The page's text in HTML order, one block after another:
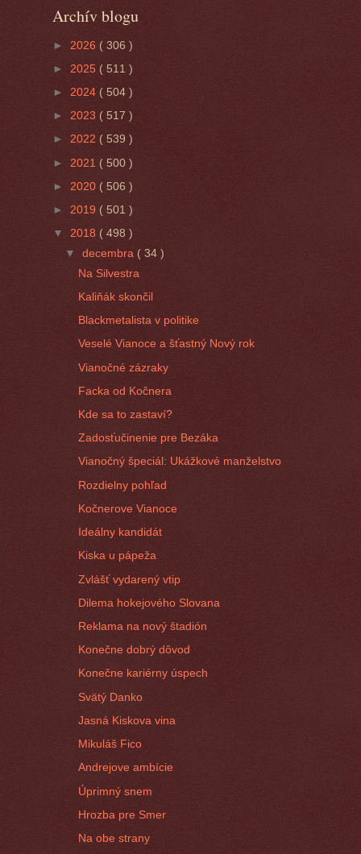
Archív blogu
► 2026 ( 306 )
► 2025 ( 511 )
► 2024 ( 504 )
► 2023 ( 517 )
► 2022 ( 539 )
► 2021 ( 500 )
► 2020 ( 506 )
► 2019 ( 501 )
▼ 2018 ( 498 )
▼decembra ( 34 )
Na Silvestra
Kaliňák skončil
Blackmetalista v politike
Veselé Vianoce a šťastný Nový rok
Vianočné zázraky
Facka od Kočnera
Kde sa to zastaví?
Zadosťučinenie pre Bezáka
Vianočný špeciál: Ukážkové manželstvo
Rozdielny pohľad
Kočnerove Vianoce
Ideálny kandidát
Kiska u pápeža
Zvlášť vydarený vtip
Dilema hokejového Slovana
Reklama na nový štadión
Konečne dobrý dôvod
Konečne kariérny úspech
Svätý Danko
Jasná Kiskova vina
Mikuláš Fico
Andrejove ambície
Úprimný snem
Hrozba pre Smer
Na obe strany